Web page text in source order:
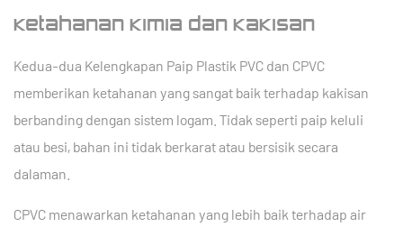
Ketahanan Kimia dan Kakisan
Kedua-dua Kelengkapan Paip Plastik PVC dan CPVC
memberikan ketahanan yang sangat baik terhadap kakisan
berbanding dengan sistem logam. Tidak seperti paip keluli
atau besi, bahan ini tidak berkarat atau bersisik secara
dalaman.
CPVC menawarkan ketahanan yang lebih baik terhadap air